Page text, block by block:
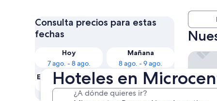
Hoteles en
¿A dónde quieres ir?
Consulta precios para estas
fechas
Hoy
7 ago. - 8 ago.
Mañana
8 ago. - 9 ago.
Este fin de semana
7 ago. - 9 ago.
Próximo fin de
semana
14 ago. - 16 ago.
Tango